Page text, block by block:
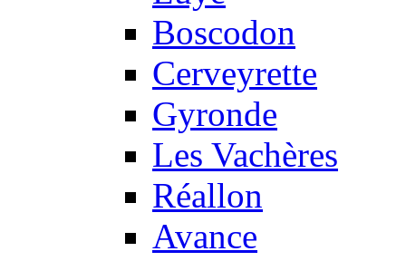
Boscodon
Cerveyrette
Gyronde
Les Vachères
Réallon
Avance